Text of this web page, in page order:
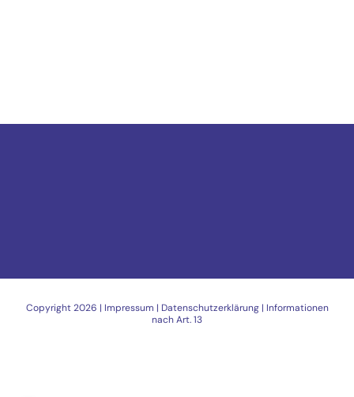
Copyright2026 | Impressum | Datenschutzerklärung| Informationen
nach Art. 13